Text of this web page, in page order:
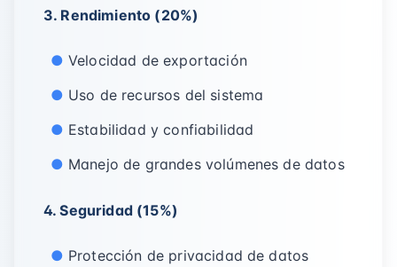
3. Rendimiento (20%)
Velocidad de exportación
Uso de recursos del sistema
Estabilidad y confiabilidad
Manejo de grandes volúmenes de datos
4. Seguridad (15%)
Protección de privacidad de datos